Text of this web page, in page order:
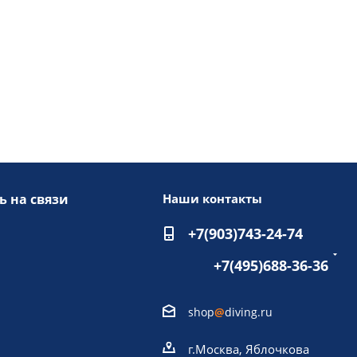
на связи Наши контакты
+7(903)743-24-74
+7(495)688-36-36
shop@diving.ru
г.Москва, Яблочкова